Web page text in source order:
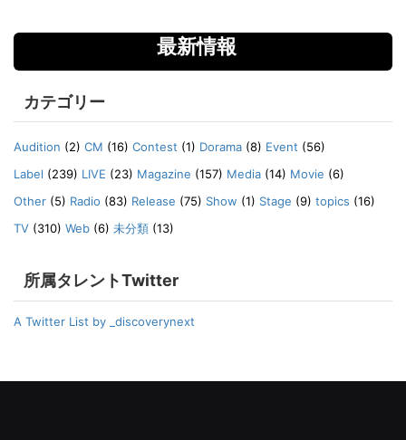
最新情報
カテゴリー
Audition (2) CM (16) Contest (1) Dorama (8) Event (56)
Label (239) LIVE (23) Magazine (157) Media (14) Movie (6)
Other (5) Radio (83) Release (75) Show (1) Stage (9) topics (16)
TV (310) Web (6) 未分類 (13)
所属タレントTwitter
A Twitter List by _discoverynext